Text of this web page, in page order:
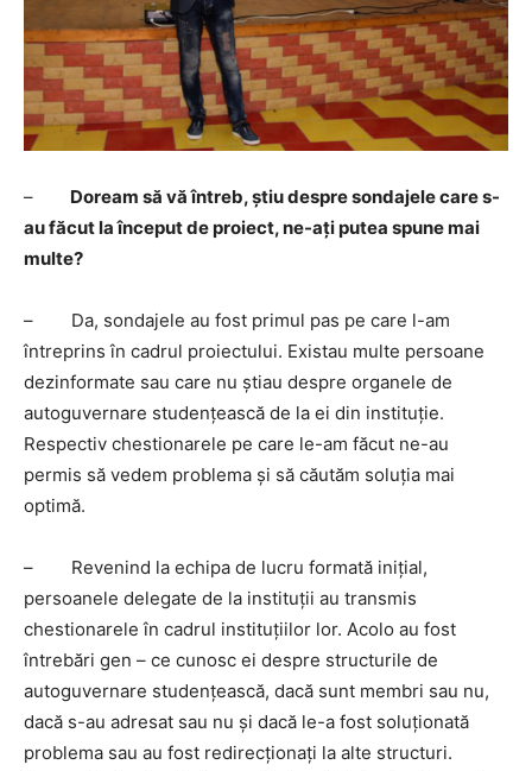
–
Doream să vă întreb, știu despre sondajele care s-
au făcut la început de proiect, ne-ați putea spune mai
multe?
– Da, sondajele au fost primul pas pe care l-am
întreprins în cadrul proiectului. Existau multe persoane
dezinformate sau care nu știau despre organele de
autoguvernare studențească de la ei din instituție.
Respectiv chestionarele pe care le-am făcut ne-au
permis să vedem problema și să căutăm soluția mai
optimă.
– Revenind la echipa de lucru formată inițial,
persoanele delegate de la instituții au transmis
chestionarele în cadrul instituțiilor lor. Acolo au fost
întrebări gen – ce cunosc ei despre structurile de
autoguvernare studențească, dacă sunt membri sau nu,
dacă s-au adresat sau nu și dacă le-a fost soluționată
problema sau au fost redirecționați la alte structuri.